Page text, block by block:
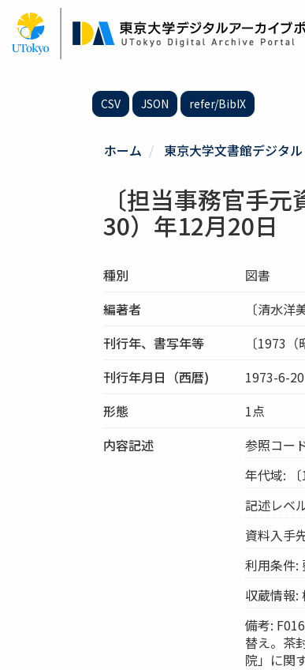
ン
CSV JSON refer/BibIX
ホーム 東京大学文書館デジタ
〔担当事務官手
30）年12月20日
種別
図書
編著者
〔清水洋
刊行年、書写年等
〔1973
刊行年月日（西暦)
1973-6-20
形態
1点
内容記述
参照コー
年代域: 〔
記述レベ
資料入手
利用条件:
収蔵情報:
備考:
替え。茶
院」に関